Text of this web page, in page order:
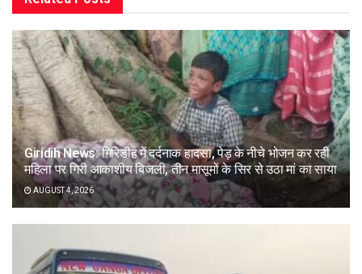
Giridih News: गिरिडीह में दर्दनाक हादसा, पेड़ के नीचे भोजन कर रही
महिला पर गिरी आकाशीय बिजली, तीन मासूमों के सिर से उठा मां का साया
AUGUST 4, 2026